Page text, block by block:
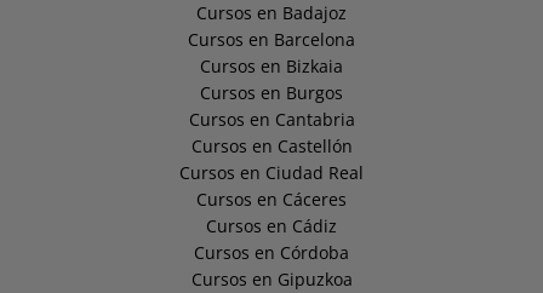
Cursos en Badajoz
Cursos en Barcelona
Cursos en Bizkaia
Cursos en Burgos
Cursos en Cantabria
Cursos en Castellón
Cursos en Ciudad Real
Cursos en Cáceres
Cursos en Cádiz
Cursos en Córdoba
Cursos en Gipuzkoa